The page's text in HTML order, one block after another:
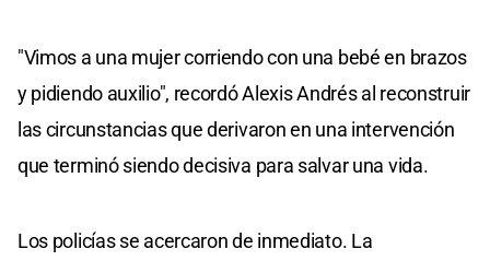
"Vimos a una mujer corriendo con una bebé en brazos
y pidiendo auxilio", recordó Alexis Andrés al reconstruir
las circunstancias que derivaron en una intervención
que terminó siendo decisiva para salvar una vida.
Los policías se acercaron de inmediato. La